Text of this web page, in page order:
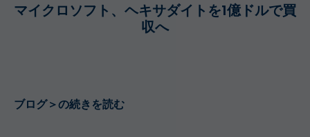
マイクロソフト、ヘキサダイトを1億ドルで買
収へ
ブログ＞の続きを読む